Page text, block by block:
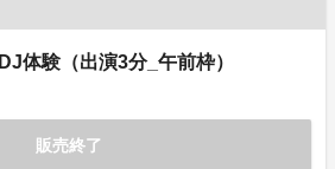
体験（出演3分_午前枠）
販売終了